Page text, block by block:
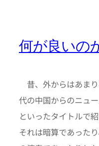
何が良いの
昔、外からはあま
代の中国からのニュ
といったタイトルで
それは暗算であった